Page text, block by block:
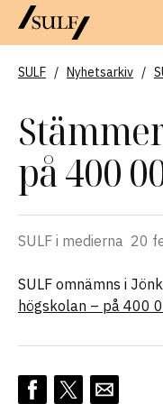
SULF / Nyhetsarkiv /
på 400
SULF i medierna 20
SULF omnämns i
högskolan – på 400